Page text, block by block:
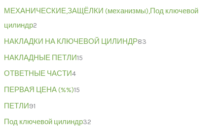
МЕХАНИЧЕСКИЕ,ЗАЩЁЛКИ (механизмы),Под ключевой
цилиндр2
НАКЛАДКИ НА КЛЮЧЕВОЙ ЦИЛИНДР83
НАКЛАДНЫЕ ПЕТЛИ15
ОТВЕТНЫЕ ЧАСТИ4
ПЕРВАЯ ЦЕНА (%%)15
ПЕТЛИ91
Под ключевой цилиндр32